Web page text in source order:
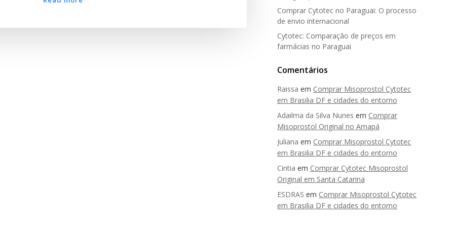
Comprar Cytotec no Paraguai: O processo
de envio internacional
Cytotec: Comparação de preços em
farmácias no Paraguai
Comentários
Raissa em Comprar Misoprostol Cytotec
em Brasilia DF e cidades do entorno
Adailma da Silva Nunes em Comprar
Misoprostol Original no Amapá
Juliana em Comprar Misoprostol Cytotec
em Brasilia DF e cidades do entorno
Cintia em Comprar Cytotec Misoprostol
Original em Santa Catarina
ESDRAS em Comprar Misoprostol Cytotec
em Brasilia DF e cidades do entorno